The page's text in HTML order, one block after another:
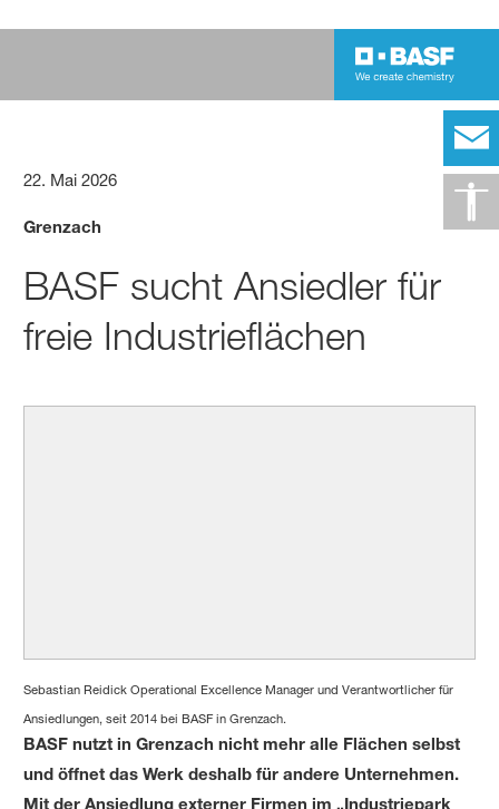
22. Mai 2026
Grenzach
BASF sucht Ansiedler für
freie Industrieflächen
Sebastian Reidick Operational Excellence Manager und Verantwortlicher für
Ansiedlungen, seit 2014 bei BASF in Grenzach.
BASF nutzt in Grenzach nicht mehr alle Flächen selbst
und öffnet das Werk deshalb für andere Unternehmen.
Mit der Ansiedlung externer Firmen im „Industriepark